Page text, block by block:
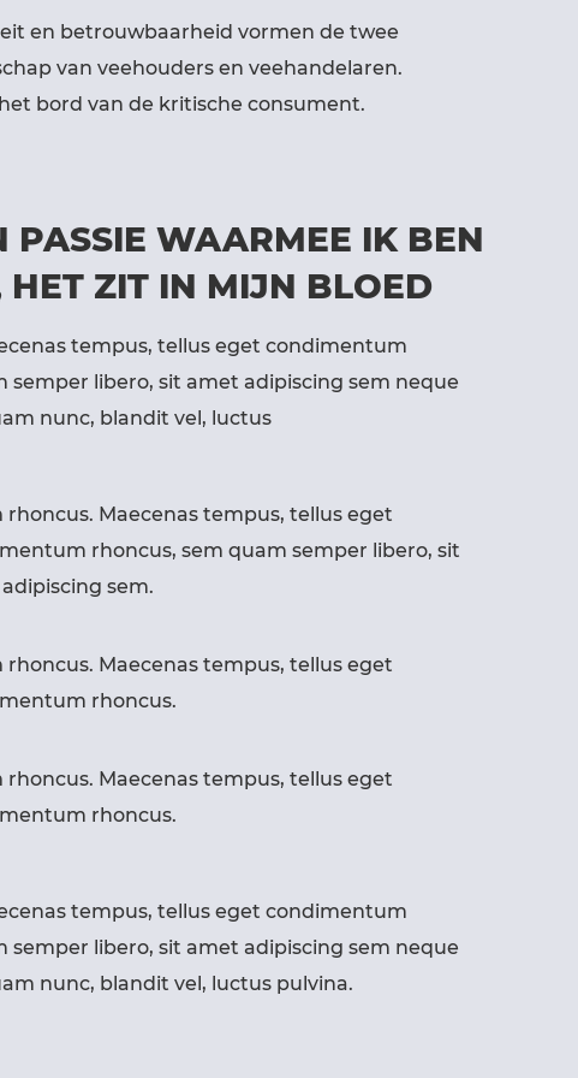
en betrouwbaarheid vormen de twee
van veehouders en veehandelaren.
bord van de kritische consument.
PASSIE WAARMEE IK BEN
HET ZIT IN MIJN BLOED
tempus, tellus eget condimentum
semper libero, sit amet adipiscing sem neque
nunc, blandit vel, luctus
rhoncus. Maecenas tempus, tellus eget
rhoncus, sem quam semper libero, sit
sem.
rhoncus. Maecenas tempus, tellus eget
rhoncus.
rhoncus. Maecenas tempus, tellus eget
rhoncus.
tempus, tellus eget condimentum
semper libero, sit amet adipiscing sem neque
nunc, blandit vel, luctus pulvina.